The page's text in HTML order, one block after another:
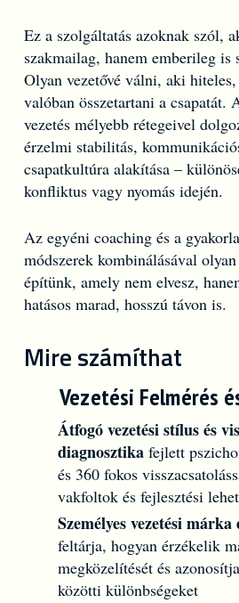
Ez a szolgáltatás azoknak szól,
szakmailag, hanem emberileg is
Olyan vezetővé válni, aki
valóban összetartani a csapatát.
vezetés mélyebb rétegeivel
érzelmi stabilitás,
csapatkultúra alakítása –
konfliktus vagy nyomás idején.
Az egyéni coaching és a
módszerek kombinálásával
építünk, amely nem elvesz,
hatásos marad, hosszú távon is.
Mire számíthat
Vezetési Felmérés
Átfogó vezetési stílus és
diagnosztikafejlett
és 360 fokos
vakfoltok és fejlesztési
Személyes vezetési márka
feltárja, hogyan érzékelik
megközelítését és
közötti különbségeket